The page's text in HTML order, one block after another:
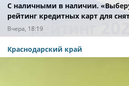
С наличными в наличии.
рейтинг кредитных карт для
года
Вчера, 18:19
Краснодарский край